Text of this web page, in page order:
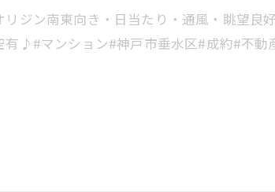
リジン南東向き・日当たり・通風・眺望良
有♪#マンション#神戸市垂水区#成約#不動